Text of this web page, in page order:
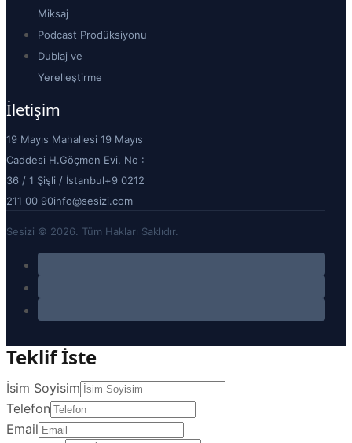
Miksaj
Podcast Prodüksiyonu
Dublaj ve
Yerelleştirme
İletişim
19 Mayıs Mahallesi 19 Mayıs
Caddesi H.Göçmen Evi. No :
36 / 1 Şişli / İstanbul+9 0212
211 00 90info@sesizi.com
Sesizi © 2026. Tüm Hakları Saklıdır.
Teklif İste
İsim Soyisim
Telefon
Email